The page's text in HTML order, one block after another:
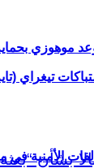
تيغراي
موهوزي
الأمنية في